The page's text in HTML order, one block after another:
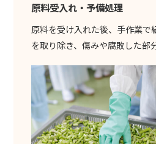
原料受入れ・予備処理
原料を受け入れた後、手作業で
を取り除き、傷みや腐敗した部